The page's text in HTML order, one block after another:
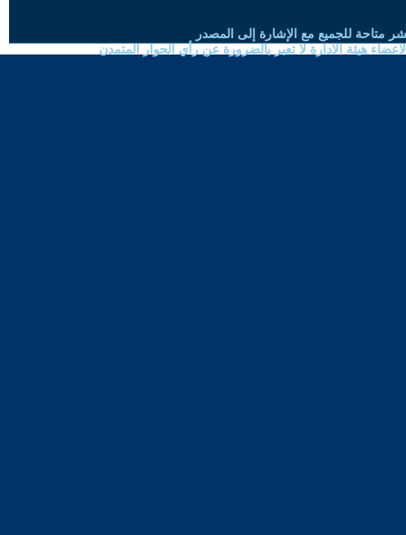
متاحة للجميع مع الإشارة إلى المصدر
هيئة الادارة لا تعبر بالضرورة عن رأي الحوار المتمدن